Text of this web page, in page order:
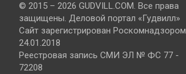
© 2015 – 2026 GUDVILL.COM. Все права
защищены. Деловой портал «Гудвилл»
Сайт зарегистрирован Роскомнадзором
24.01.2018
Реестровая запись СМИ ЭЛ № ФС 77 -
72208